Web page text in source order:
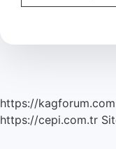
https://kagforum.com
https://cepi.com.tr